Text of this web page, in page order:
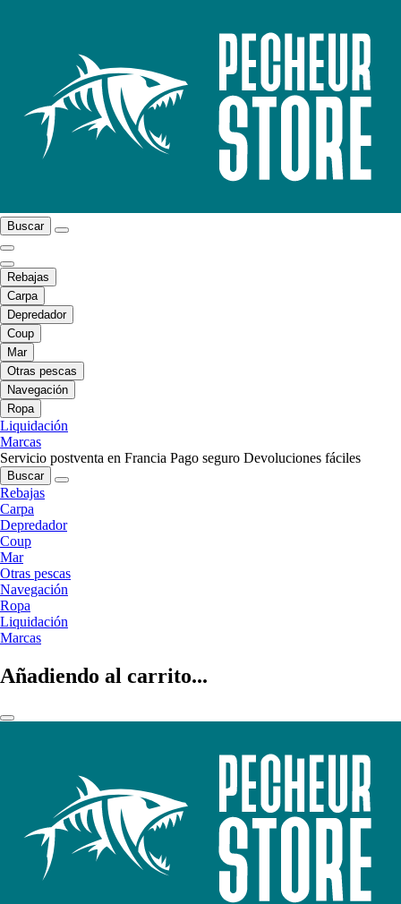
Buscar
Rebajas
Carpa
Depredador
Coup
Mar
Otras pescas
Navegación
Ropa
Liquidación
Marcas
Servicio postventa en Francia Pago seguro Devoluciones fáciles
Buscar
Rebajas
Carpa
Depredador
Coup
Mar
Otras pescas
Navegación
Ropa
Liquidación
Marcas
Añadiendo al carrito...